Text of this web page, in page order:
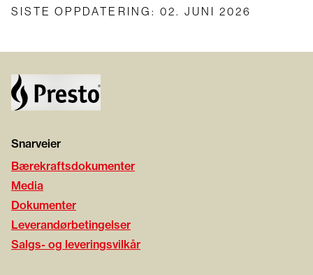
SISTE OPPDATERING: 02. JUNI 2026
Snarveier
Bærekraftsdokumenter
Media
Dokumenter
Leverandørbetingelser
Salgs- og leveringsvilkår